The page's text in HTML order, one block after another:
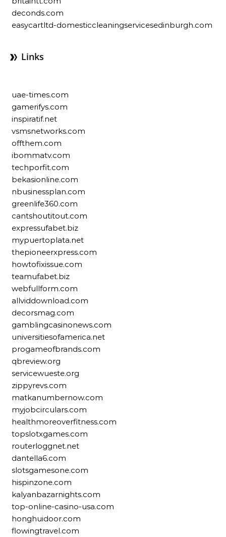
deconds.com
easycartltd-domesticcleaningservicesedinburgh.com
Links
uae-times.com
gamerifys.com
inspiratif.net
vsmsnetworks.com
offthem.com
ibommatv.com
techporfit.com
bekasionline.com
nbusinessplan.com
greenlife360.com
cantshoutitout.com
expressufabet.biz
mypuertoplata.net
thepioneerxpress.com
howtofixissue.com
teamufabet.biz
webfullform.com
allviddownload.com
decorsmag.com
gamblingcasinonews.com
universitiesofamerica.net
progameofbrands.com
qbreview.org
servicewueste.org
zippyrevs.com
matkanumbernow.com
myjobcirculars.com
healthmoreoverfitness.com
topslotxgames.com
routerloggnet.net
dantella6.com
slotsgamesone.com
hispinzone.com
kalyanbazarnights.com
top-online-casino-usa.com
honghuidoor.com
flowingtravel.com